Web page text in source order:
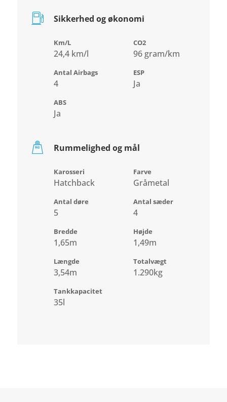
Sikkerhed og økonomi
Km/L
24,4 km/l
CO2
96 gram/km
Antal Airbags
4
ESP
Ja
ABS
Ja
Rummelighed og mål
Karosseri
Hatchback
Farve
Gråmetal
Antal døre
5
Antal sæder
4
Bredde
1,65m
Højde
1,49m
Længde
3,54m
Totalvægt
1.290kg
Tankkapacitet
35l